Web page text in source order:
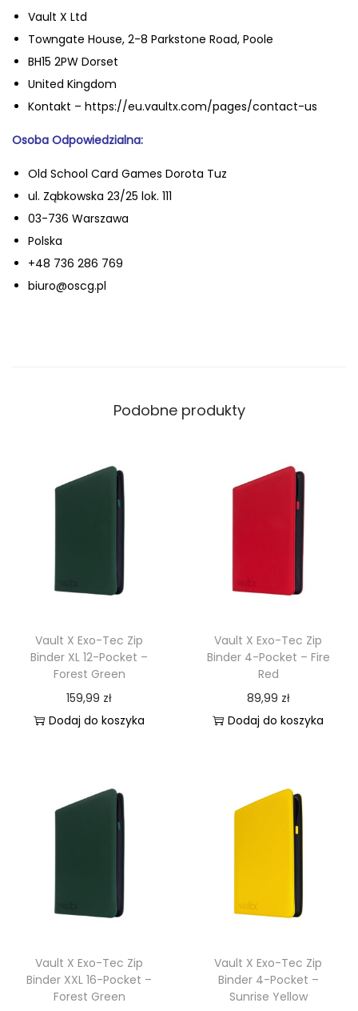
Vault X Ltd
Towngate House, 2-8 Parkstone Road, Poole
BH15 2PW Dorset
United Kingdom
Kontakt – https://eu.vaultx.com/pages/contact-us
Osoba Odpowiedzialna:
Old School Card Games Dorota Tuz
ul. Ząbkowska 23/25 lok. 111
03-736 Warszawa
Polska
+48 736 286 769
biuro@oscg.pl
Podobne produkty
Vault X Exo-Tec Zip
Binder XL 12-Pocket –
Forest Green
159,99 zł
Dodaj do koszyka
Vault X Exo-Tec Zip
Binder 4-Pocket – Fire
Red
89,99 zł
Dodaj do koszyka
Vault X Exo-Tec Zip
Binder XXL 16-Pocket –
Forest Green
Vault X Exo-Tec Zip
Binder 4-Pocket –
Sunrise Yellow